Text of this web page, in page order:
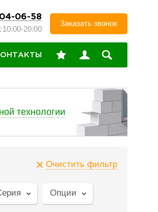
06-58
10:00-20:00
Заказать звонок
технологии
Очистить фильтр
Опции